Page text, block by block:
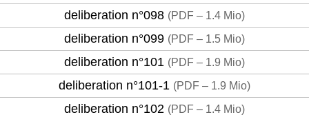
deliberation n°098 (PDF – 1.4 Mio)
deliberation n°099 (PDF – 1.5 Mio)
deliberation n°101 (PDF – 1.9 Mio)
deliberation n°101-1 (PDF – 1.9 Mio)
deliberation n°102 (PDF – 1.4 Mio)